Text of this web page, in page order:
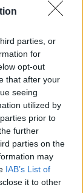
parties, or
for
opt-out
that after your
seeing
utilized by
prior to
further
parties on the
may
IAB’s List of
it to other
κιόλας να
και από
οποίο
και τον
σε μια
και όπου
δεν μας